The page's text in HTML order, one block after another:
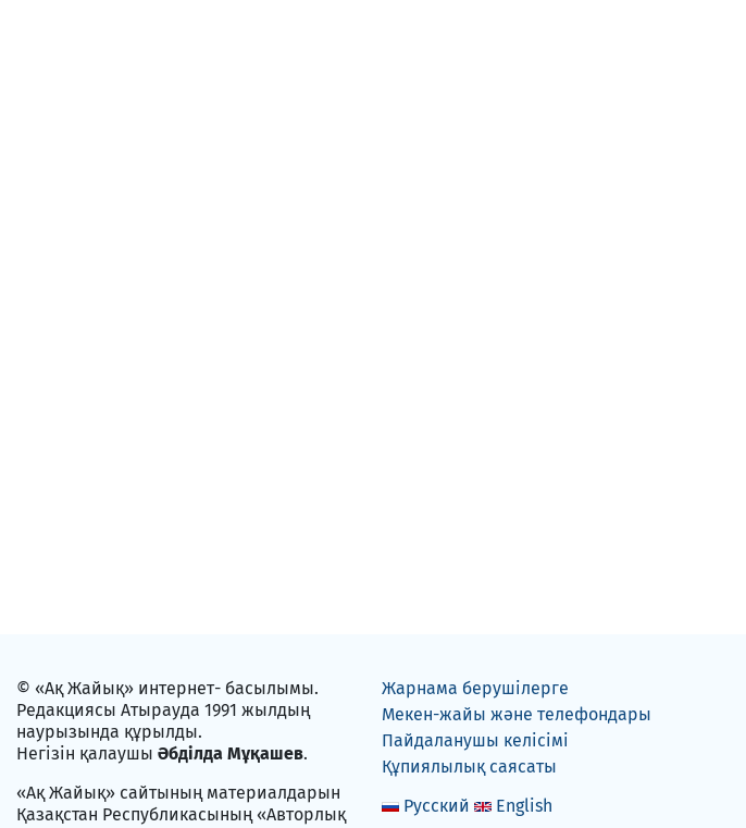
© «Ақ Жайық» интернет- басылымы.
Редакциясы Атырауда 1991 жылдың
наурызында құрылды.
Негізін қалаушы Әбділда Мұқашев.
«Ақ Жайық» сайтының материалдарын
Қазақстан Республикасының «Авторлық
Жарнама берушілерге
Мекен-жайы және телефондары
Пайдаланушы келісімі
Құпиялылық саясаты
Русский
English